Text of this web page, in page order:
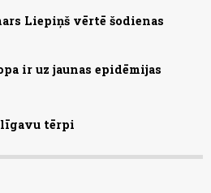
Liepiņš vērtē šodienas
ir uz jaunas epidēmijas
tērpi